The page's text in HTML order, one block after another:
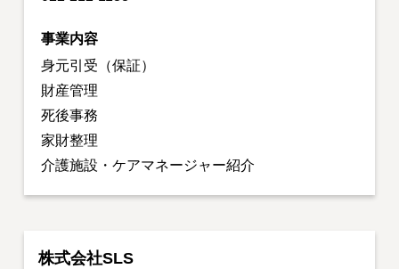
事業内容
身元引受（保証）
財産管理
死後事務
家財整理
介護施設・ケアマネージャー紹介
株式会社SLS